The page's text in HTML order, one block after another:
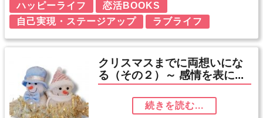
ハッピーライフ
恋活BOOKS
自己実現・ステージアップ
ラブライフ
クリスマスまでに両想いにな
る（その２）～ 感情を表に...
続きを読む...